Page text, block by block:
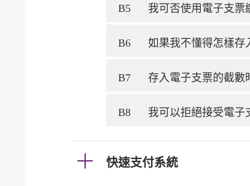
B5 我可否使用電子支票
B6 如果我不懂得怎樣存
B7 存入電子支票的截數
B8 我可以拒絕接受電子
快速支付系統